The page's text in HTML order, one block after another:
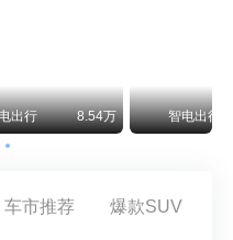
出行 8.54万 智电出行
车市推荐 爆款SUV